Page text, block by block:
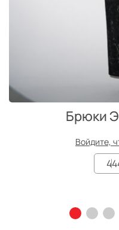
Брюки
Войдите,
44